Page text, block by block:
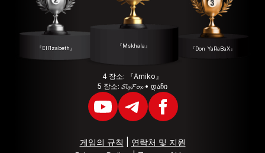
『Mskhala』
『Ell1zabeth』 『Don YaRaBaX』
4 장소: 『Amiko』
5 장소: 𝓢𝓵𝔂𝓕𝓸𝔁 • დაჩი
게임의 규칙
연락처 및 지원